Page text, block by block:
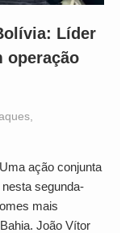
Líder
operação
,
ação conjunta
segunda-
mais
João Vítor